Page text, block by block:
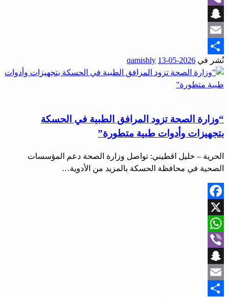
Viber
Snapchat
Email
Share
نُشر في 2026-05-13
qamishly
“وزارة الصحة تزود المرافق الطبية في الحسكة
بتجهيزات وأدوات طبية متطورة”
الحرية – خليل اقطيني: تواصل وزارة الصحة دعم المؤسسات
الصحية في محافظة الحسكة بالمزيد من الأدوية…
Facebook
X
WhatsApp
Viber
Snapchat
Email